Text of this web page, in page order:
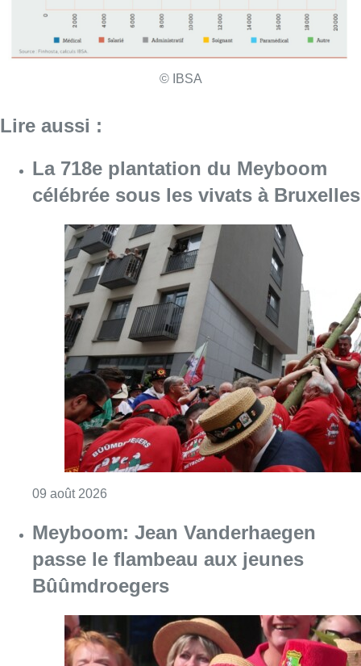
© IBSA
Lire aussi :
La 718e plantation du Meyboom
célébrée sous les vivats à Bruxelles
09 août 2026
Meyboom: Jean Vanderhaegen
passe le flambeau aux jeunes
Bûûmdroegers